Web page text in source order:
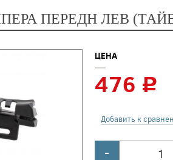
ПЕРЕДН ЛЕВ
ЦЕНА
476 c
Добавить к
-